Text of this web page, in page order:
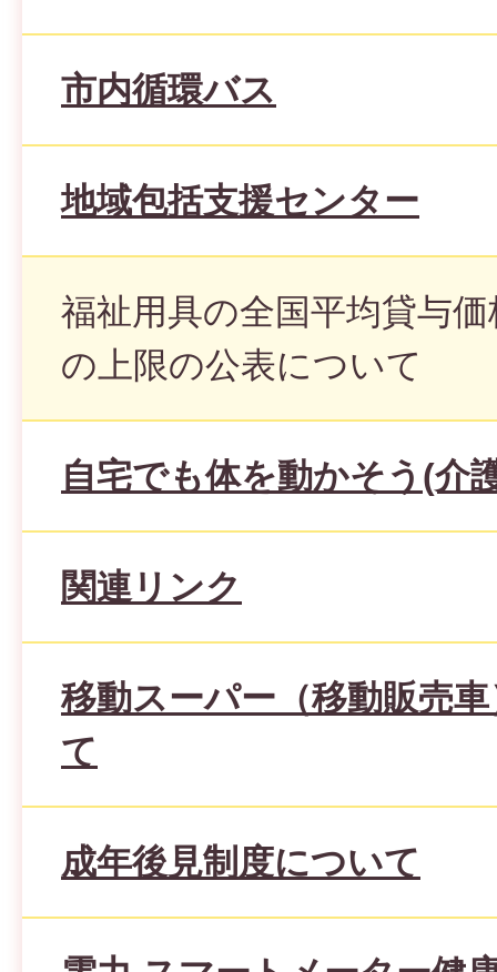
市内循環バス
地域包括支援センター
福祉用具の全国平均貸与
の上限の公表について
自宅でも体を動かそう(介
関連リンク
移動スーパー（移動販売
て
成年後見制度について